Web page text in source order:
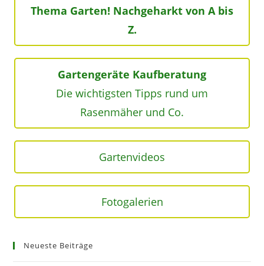
Thema Garten! Nachgeharkt von A bis
Z.
Gartengeräte Kaufberatung
Die wichtigsten Tipps rund um
Rasenmäher und Co.
Gartenvideos
Fotogalerien
Neueste Beiträge